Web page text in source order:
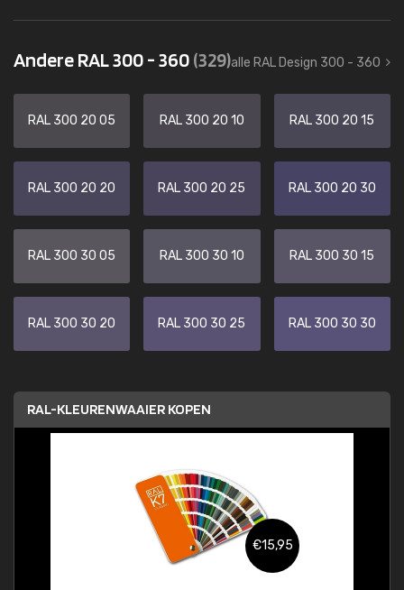
Andere RAL 300 - 360(329)alle RAL Design 300 - 360
RAL 300 20 05 RAL 300 20 10 RAL 300 20 15
RAL 300 20 20 RAL 300 20 25 RAL 300 20 30
RAL 300 30 05 RAL 300 30 10 RAL 300 30 15
RAL 300 30 20 RAL 300 30 25 RAL 300 30 30
RAL-KLEURENWAAIER KOPEN
€15,95